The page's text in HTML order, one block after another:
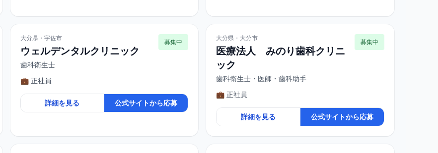
大分県・宇佐市
ウェルデンタルクリニック
歯科衛生士
募集中
💼 正社員
詳細を見る 公式サイトから応募
大分県・大分市
医療法人 みのり歯科クリニ
ック
歯科衛生士・医師・歯科助手
募集中
💼 正社員
詳細を見る 公式サイトから応募